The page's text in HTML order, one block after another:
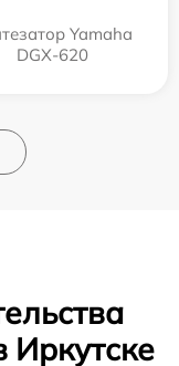
Yamaha
DGX-620
Иркутске